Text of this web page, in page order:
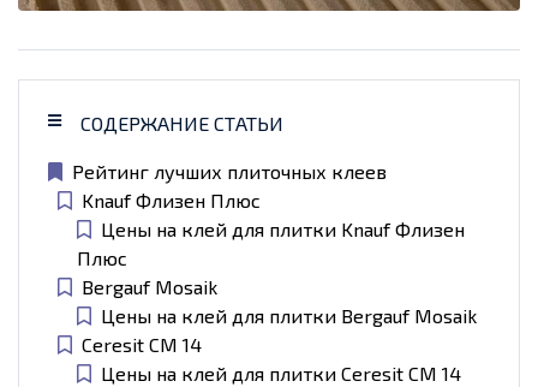
СОДЕРЖАНИЕ СТАТЬИ
Рейтинг лучших плиточных клеев
Knauf Флизен Плюс
Цены на клей для плитки Knauf Флизен
Плюс
Bergauf Mosaik
Цены на клей для плитки Bergauf Mosaik
Ceresit CM 14
Цены на клей для плитки Ceresit CM 14